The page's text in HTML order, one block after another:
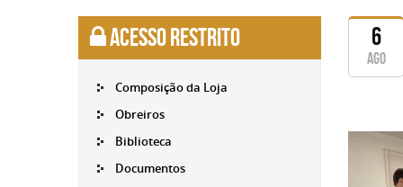
Acesso Restrito
Composição da Loja
Obreiros
Biblioteca
Documentos
6
ago
para
ampliar